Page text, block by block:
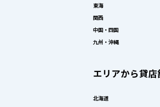
東海
関西
中国・四国
九州・沖縄
エリアから貸店
北海道